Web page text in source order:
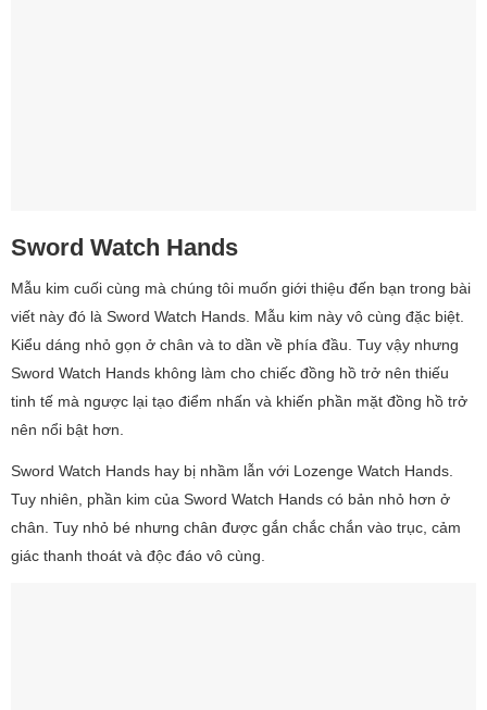
Sword Watch Hands
Mẫu kim cuối cùng mà chúng tôi muốn giới thiệu đến bạn trong bài
viết này đó là Sword Watch Hands. Mẫu kim này vô cùng đặc biệt.
Kiểu dáng nhỏ gọn ở chân và to dần về phía đầu. Tuy vậy nhưng
Sword Watch Hands không làm cho chiếc đồng hồ trở nên thiếu
tinh tế mà ngược lại tạo điểm nhấn và khiến phần mặt đồng hồ trở
nên nổi bật hơn.
Sword Watch Hands hay bị nhầm lẫn với Lozenge Watch Hands.
Tuy nhiên, phần kim của Sword Watch Hands có bản nhỏ hơn ở
chân. Tuy nhỏ bé nhưng chân được gắn chắc chắn vào trục, cảm
giác thanh thoát và độc đáo vô cùng.